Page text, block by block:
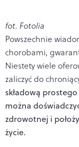
fot. Fotolia
Powszechnie
chorobami,
Niestety wiele
zaliczyć do
składową
można
zdrowotnej i
życie.